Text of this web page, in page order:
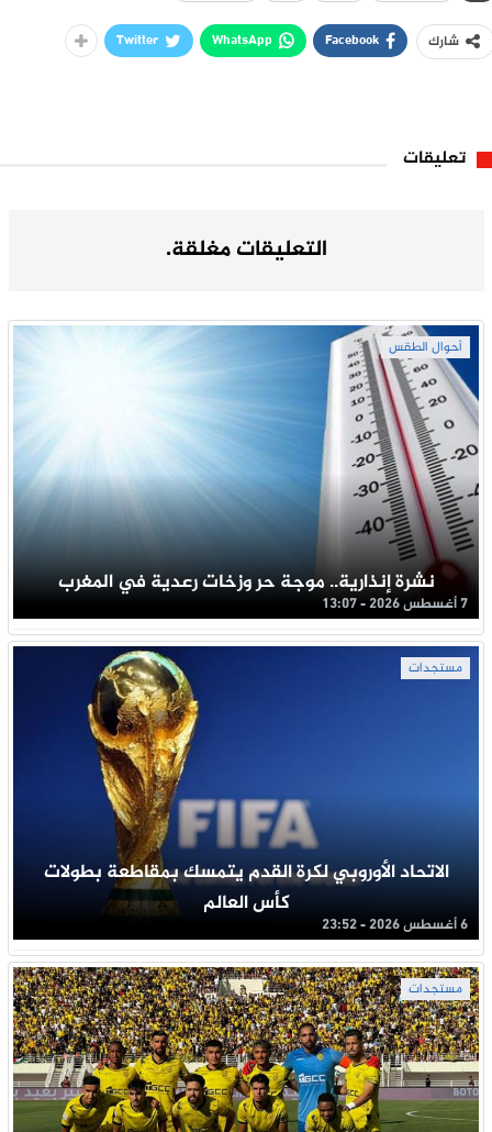
شارك Facebook
WhatsApp
Twitter
تعليقات
التعليقات مغلقة.
أحوال الطقس
نشرة إنذارية.. موجة حر وزخات رعدية في المغرب
7 أغسطس 2026 - 13:07
مستجدات
الاتحاد الأوروبي لكرة القدم يتمسك بمقاطعة بطولات
كأس العالم
6 أغسطس 2026 - 23:52
مستجدات